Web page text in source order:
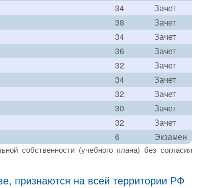
34
Зачет
38
Зачет
34
Зачет
36
Зачет
32
Зачет
34
Зачет
32
Зачет
30
Зачет
32
Зачет
6 Экзамен
собственности (учебного плана) без согласия
признаются на всей территории РФ